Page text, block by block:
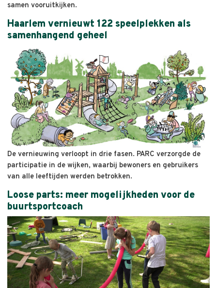
samen vooruitkijken.
Haarlem vernieuwt 122 speelplekken als
samenhangend geheel
De vernieuwing verloopt in drie fasen. PARC verzorgde de
participatie in de wijken, waarbij bewoners en gebruikers
van alle leeftijden werden betrokken.
Loose parts: meer mogelijkheden voor de
buurtsportcoach